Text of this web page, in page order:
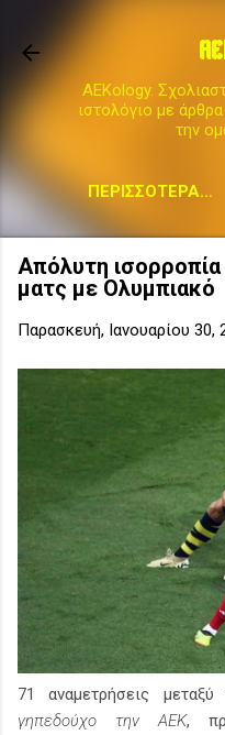
AEKology.
ιστολόγιο με
την
ΠΕΡΙΣΣΌΤΕΡΑ…
Απόλυτη
ματς με Ολυμπιακό
Παρασκευή, Ιανουαρίου 30,
71 αναμετρήσεις
γηπεδούχο την ΑΕΚ,